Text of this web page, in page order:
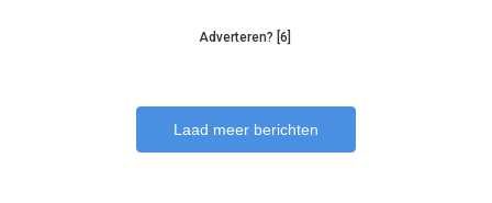
Adverteren? [6]
Laad meer berichten